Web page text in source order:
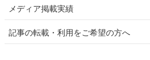
メディア掲載実績
記事の転載・利用をご希望の方へ